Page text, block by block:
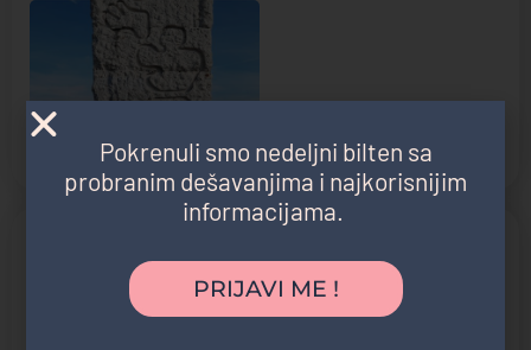
Arhitektonska
gradjevina
Spomenik / Statua
Pokrenuli smo nedeljni bilten sa
probranim dešavanjima i najkorisnijim
informacijama.
PRIJAVI ME !